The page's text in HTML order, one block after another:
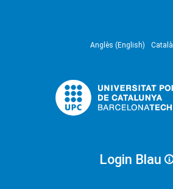
Anglès (English) Català
Login Blau